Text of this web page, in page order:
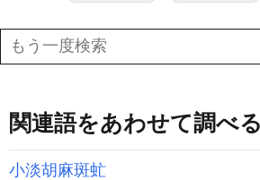
関連語をあわせて調べる
小淡胡麻斑虻